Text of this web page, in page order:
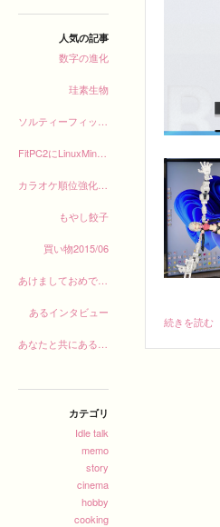
人気の記事
数字の進化
珪素生物
もやし餃子
買い物2015/06
あるインタビュー
カテゴリ
Idle talk
memo
story
cinema
hobby
cooking
続きを読む